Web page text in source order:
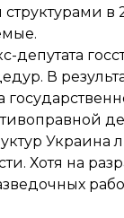
в
депутата
В
Украина
Хотя на